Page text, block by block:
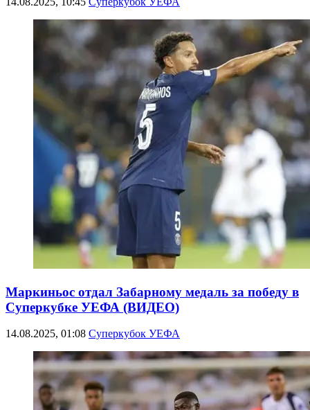
Маркиньос отдал Забарному медаль за победу в
Суперкубке УЕФА (ВИДЕО)
14.08.2025, 01:08 Суперкубок УЕФА